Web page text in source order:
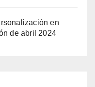
en
de abril 2024